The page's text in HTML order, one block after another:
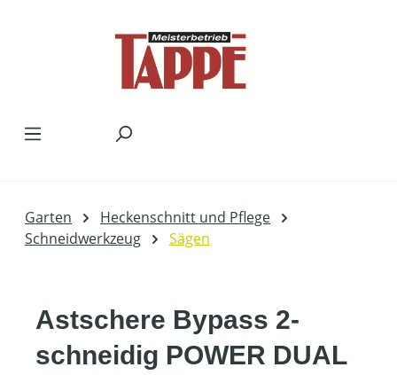
Garten
Heckenschnitt und Pflege
Schneidwerkzeug
Sägen
Astschere Bypass 2-
schneidig POWER DUAL